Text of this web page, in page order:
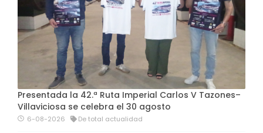
Presentada la 42.ª Ruta Imperial Carlos V Tazones–
Villaviciosa se celebra el 30 agosto
6-08-2026 De total actualidad